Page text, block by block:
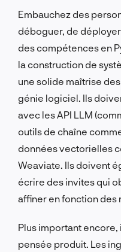
Embauchez des
déboguer, de
des compétences en
la construction de
une solide maîtrise
génie logiciel. Ils
avec les API LLM
outils de chaîne
données vectorielles
Weaviate. Ils doivent
écrire des invites qui
affiner en fonction des
Plus important
pensée produit. Les